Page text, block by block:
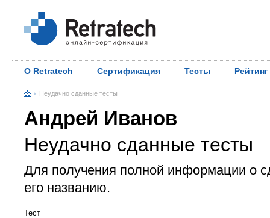
О Retratech Сертификация Тесты Рейтинг
Неудачно сданные тесты
Андрей Иванов
Неудачно сданные тесты
Для получения полной информации о
его названию.
Тест